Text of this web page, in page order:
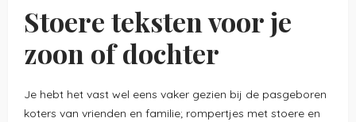
Stoere teksten voor je
zoon of dochter
Je hebt het vast wel eens vaker gezien bij de pasgeboren
koters van vrienden en familie; rompertjes met stoere en